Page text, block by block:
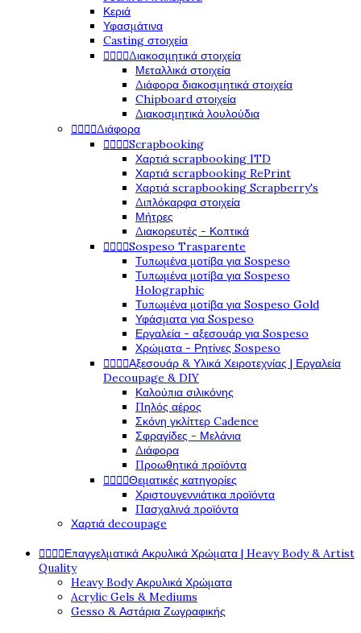
Κεριά
Υφασμάτινα
Casting στοιχεία
Διακοσμητικά στοιχεία
Μεταλλικά στοιχεία
Διάφορα διακοσμητικά στοιχεία
Chipboard στοιχεία
Διακοσμητικά λουλούδια
Διάφορα
Scrapbooking
Χαρτιά scrapbooking ITD
Χαρτιά scrapbooking RePrint
Χαρτιά scrapbooking Scrapberry's
Διπλόκαρφα στοιχεία
Μήτρες
Διακορευτές - Κοπτικά
Sospeso Trasparente
Τυπωμένα μοτίβα για Sospeso
Τυπωμένα μοτίβα για Sospeso
Holographic
Τυπωμένα μοτίβα για Sospeso Gold
Υφάσματα για Sospeso
Εργαλεία - αξεσουάρ για Sospeso
Χρώματα - Ρητίνες Sospeso
Αξεσουάρ & Υλικά Χειροτεχνίας | Εργαλεία
Decoupage & DIY
Καλούπια σιλικόνης
Πηλός αέρος
Σκόνη γκλίττερ Cadence
Σφραγίδες - Μελάνια
Διάφορα
Προωθητικά προϊόντα
Θεματικές κατηγορίες
Χριστουγεννιάτικα προϊόντα
Πασχαλινά προϊόντα
Χαρτιά decoupage
Επαγγελματικά Ακρυλικά Χρώματα | Heavy Body & Artist
Quality
Heavy Body Ακρυλικά Χρώματα
Acrylic Gels & Mediums
Gesso & Αστάρια Ζωγραφικής